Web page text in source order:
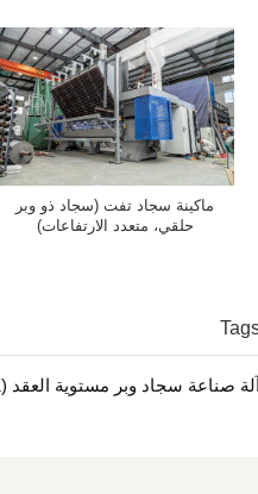
ماكينة سجاد تفت (سجاد ذو وبر
حلقي، متعدد الارتفاعات)
صناعة سجاد وبر مستوية العقد (10/1 إنش، 4 متر)